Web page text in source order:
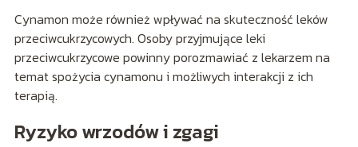
Cynamon może również wpływać na skuteczność leków
przeciwcukrzycowych. Osoby przyjmujące leki
przeciwcukrzycowe powinny porozmawiać z lekarzem na
temat spożycia cynamonu i możliwych interakcji z ich
terapią.
Ryzyko wrzodów i zgagi